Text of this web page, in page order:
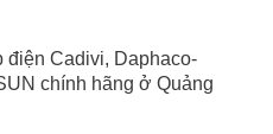
điện Cadivi, Daphaco-
chính hãng ở Quảng